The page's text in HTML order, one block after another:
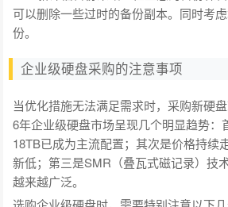
可以删除一些过时的备份副本。同时考
份。
企业级硬盘采购的注意事项
当优化措施无法满足需求时，采购新硬
6年企业级硬盘市场呈现几个明显趋势：
18TB已成为主流配置；其次是价格持续
新低；第三是SMR（叠瓦式磁记录）技
越来越广泛。